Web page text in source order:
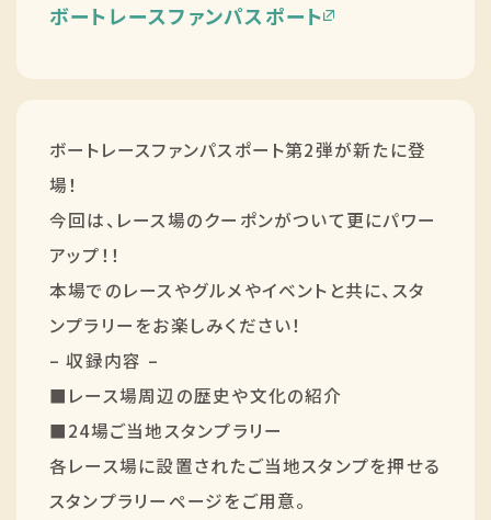
ボートレースファンパスポート
ボートレースファンパスポート第2弾が新たに登
場！
今回は、レース場のクーポンがついて更にパワー
アップ！！
本場でのレースやグルメやイベントと共に、スタ
ンプラリーをお楽しみください！
– 収録内容 –
■レース場周辺の歴史や文化の紹介
■24場ご当地スタンプラリー
各レース場に設置されたご当地スタンプを押せる
スタンプラリーページをご用意。